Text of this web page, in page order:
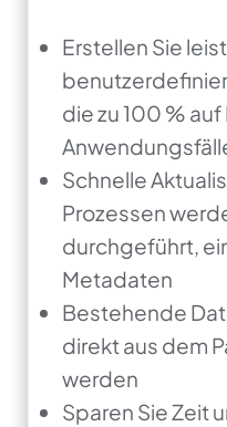
Erstellen Sie
die zu 100 % auf
Schnelle
Prozessen
durchgeführt,
Metadaten
Bestehende
direkt aus dem
werden
Sparen Sie Zeit